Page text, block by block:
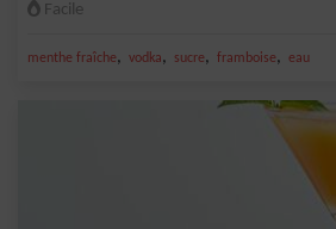
Facile
menthe fraîche, vodka, sucre, framboise, eau